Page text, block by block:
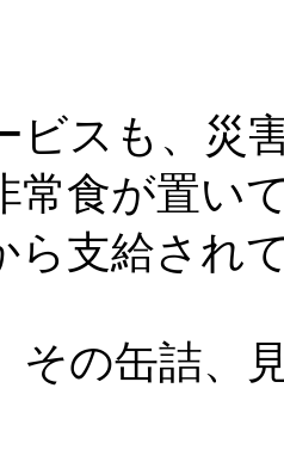
ビスも、災
常食が置い
ら支給され
その缶詰、